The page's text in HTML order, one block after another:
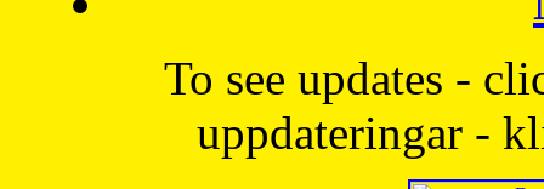
To see updates -
uppdateringar -